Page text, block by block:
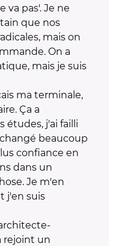
va pas'. Je ne
que nos
mais on
On a
mais je suis
ma terminale,
Ça a
j'ai failli
beaucoup
confiance en
dans un
Je m'en
j'en suis
rejoint un